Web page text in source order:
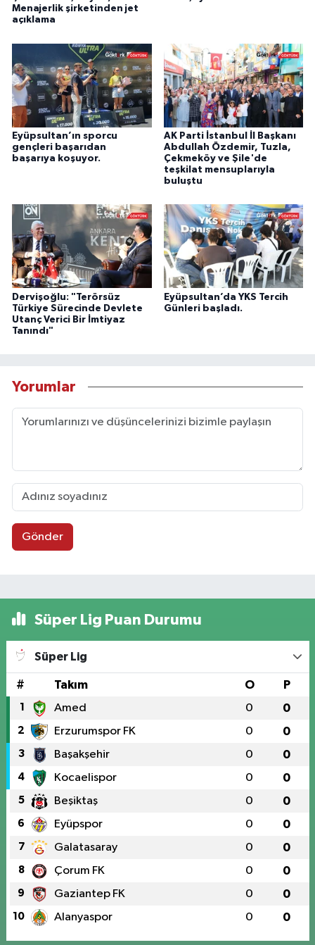
Menajerlik şirketinden jet
açıklama
Eyüpsultan’ın sporcu
gençleri başarıdan
başarıya koşuyor.
AK Parti İstanbul İl Başkanı
Abdullah Özdemir, Tuzla,
Çekmeköy ve Şile'de
teşkilat mensuplarıyla
buluştu
Dervişoğlu: "Terörsüz
Türkiye Sürecinde Devlete
Utanç Verici Bir İmtiyaz
Tanındı"
Eyüpsultan’da YKS Tercih
Günleri başladı.
Yorumlar
Gönder
Süper Lig Puan Durumu
Süper Lig
# Takım O P
1 Amed 0 0
2 Erzurumspor FK 0 0
3 Başakşehir 0 0
4 Kocaelispor 0 0
5 Beşiktaş 0 0
6 Eyüpspor 0 0
7 Galatasaray 0 0
8 Çorum FK 0 0
9 Gaziantep FK 0 0
10 Alanyaspor 0 0